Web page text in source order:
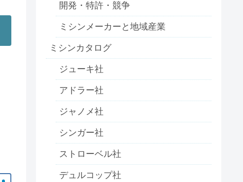
開発・特許・競争
ミシンメーカーと地域産業
ミシンカタログ
ジューキ社
アドラー社
ジャノメ社
シンガー社
ストローベル社
デュルコップ社